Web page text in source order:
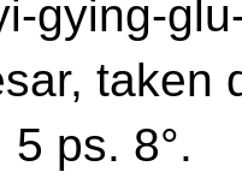
gying-
taken
ps. 8°.